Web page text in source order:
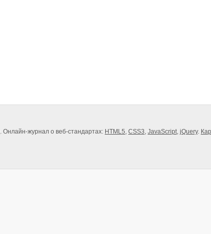
. Онлайн-журнал о веб-стандартах: HTML5, CSS3, JavaScript, jQuery.